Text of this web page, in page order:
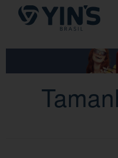
Pular
para
conteúdo